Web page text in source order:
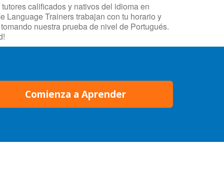
calificados y nativos del idioma en
Language Trainers trabajan con tu horario y
nuestra prueba de nivel de Portugués.
Comienza a Aprender